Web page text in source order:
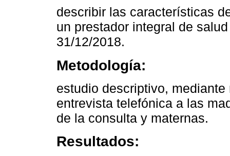
describir las características
un prestador integral de
31/12/2018.
Metodología:
estudio descriptivo,
entrevista telefónica a las
de la consulta y maternas.
Resultados: